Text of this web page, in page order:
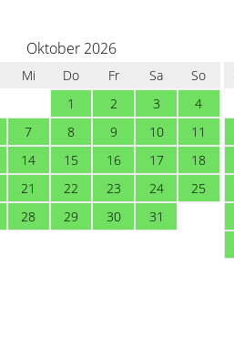
Oktober 2026
Mi Do Fr Sa
So
1
2 3
4
7 8 9 10
11
14 15 16 17
18
21 22 23 24
25
28 29 30 31